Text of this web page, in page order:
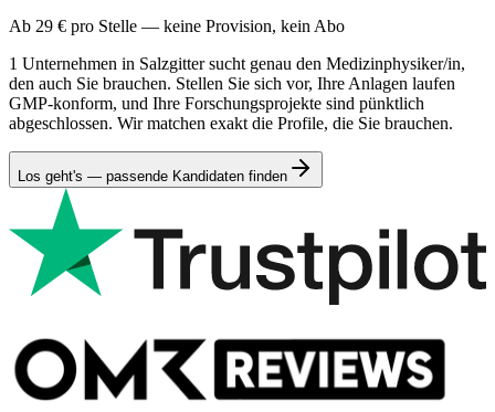
Ab 29 € pro Stelle — keine Provision, kein Abo
1 Unternehmen in Salzgitter sucht genau den Medizinphysiker/in,
den auch Sie brauchen. Stellen Sie sich vor, Ihre Anlagen laufen
GMP-konform, und Ihre Forschungsprojekte sind pünktlich
abgeschlossen. Wir matchen exakt die Profile, die Sie brauchen.
Los geht's — passende Kandidaten finden